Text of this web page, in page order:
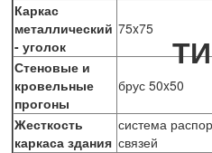
Каркас
металлический
- уголок
75x75
Стеновые и
кровельные
прогоны
брус 50x50
Жесткость
каркаса здания
система
связей